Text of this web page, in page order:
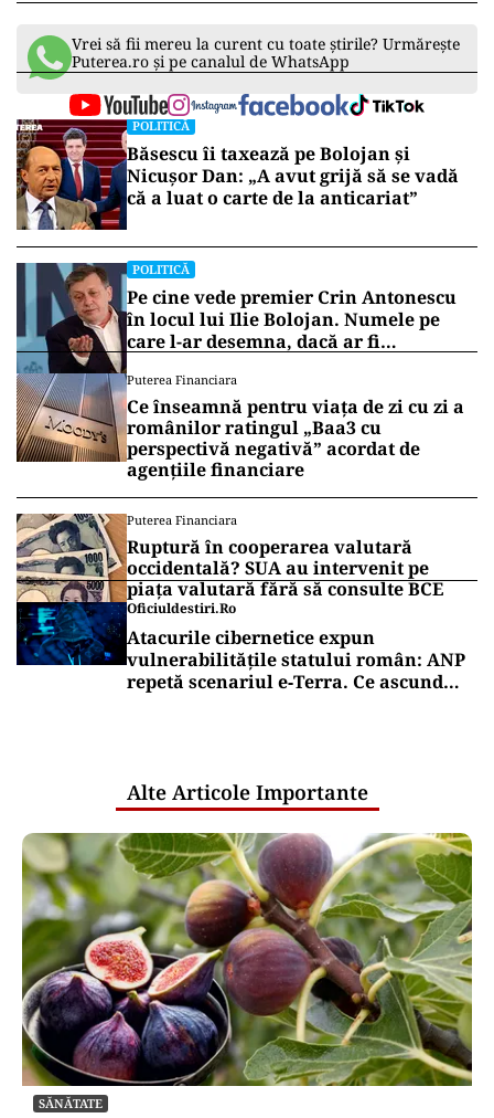
Vrei să fii mereu la curent cu toate știrile? Urmărește
Puterea.ro și pe canalul de WhatsApp
POLITICĂ
Băsescu îi taxează pe Bolojan și
Nicușor Dan: „A avut grijă să se vadă
că a luat o carte de la anticariat”
POLITICĂ
Pe cine vede premier Crin Antonescu
în locul lui Ilie Bolojan. Numele pe
care l-ar desemna, dacă ar fi
Puterea Financiara
Ce înseamnă pentru viața de zi cu zi a
românilor ratingul „Baa3 cu
perspectivă negativă” acordat de
agențiile financiare
Puterea Financiara
Ruptură în cooperarea valutară
occidentală? SUA au intervenit pe
piața valutară fără să consulte BCE
Oficiuldestiri.ro
Atacurile cibernetice expun
vulnerabilitățile statului român: ANP
repetă scenariul e‑Terra. Ce ascund
Alte Articole Importante
SĂNĂTATE